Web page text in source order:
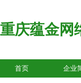
重庆蕴金网
首页 企业